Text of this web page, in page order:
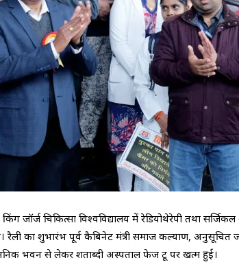
जॉर्ज चिकित्सा विश्वविद्यालय में रेडियोथेरेपी तथा
रैली का शुभारंभ पूर्व कैबिनेट मंत्री समाज कल्याण, अनुसूचित
भवन से लेकर शताब्दी अस्पताल फेज टू पर खत्म हुई।